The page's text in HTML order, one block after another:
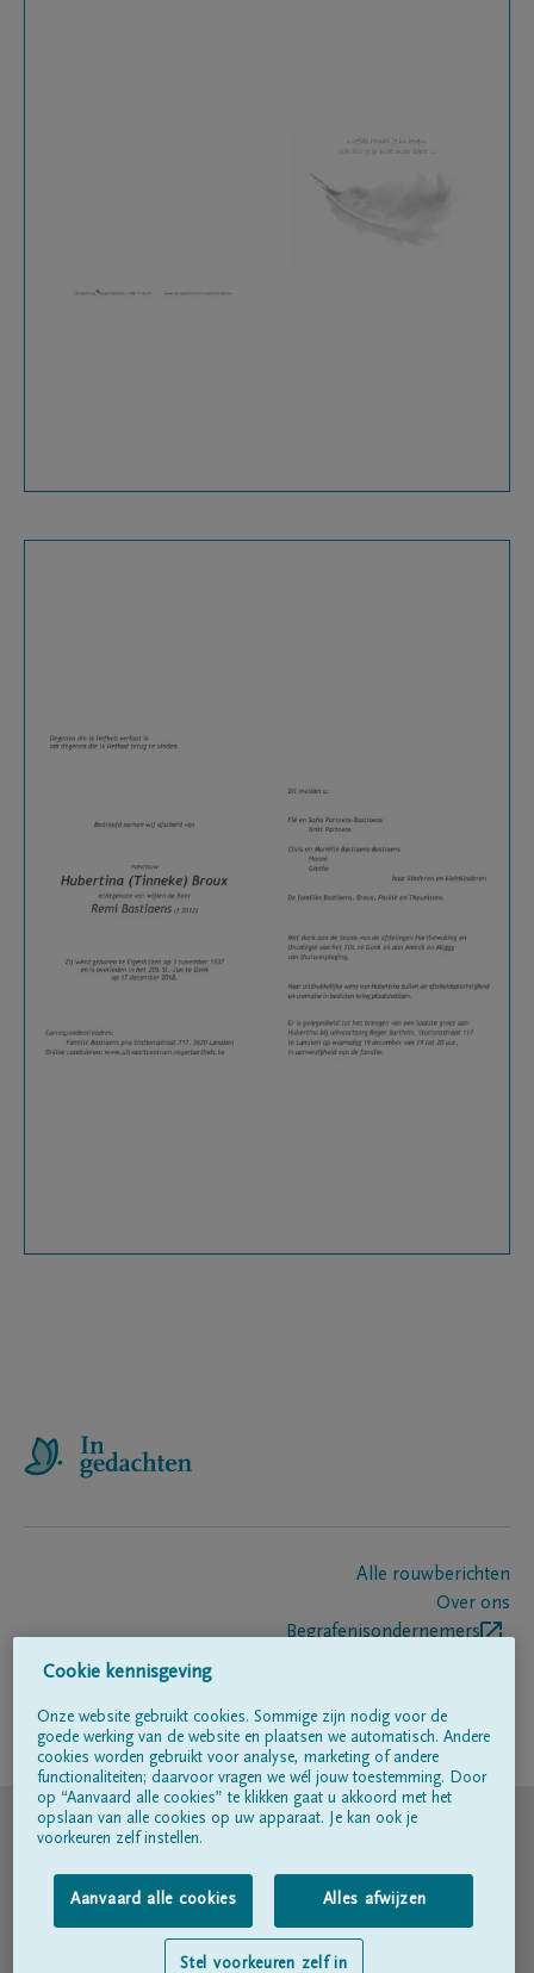
Alle rouwberichten
Over ons
Begrafenisondernemers
Volg ons op
© DELA
Gebruiksvoorwaarden
Privacyverklaring
Cookie kennisgeving
Onze website gebruikt cookies. Sommige zijn nodig voor de
goede werking van de website en plaatsen we automatisch. Andere
cookies worden gebruikt voor analyse, marketing of andere
functionaliteiten; daarvoor vragen we wél jouw toestemming. Door
op “Aanvaard alle cookies” te klikken gaat u akkoord met het
opslaan van alle cookies op uw apparaat. Je kan ook je
voorkeuren zelf instellen.
Aanvaard alle cookies Alles afwijzen
Stel voorkeuren zelf in